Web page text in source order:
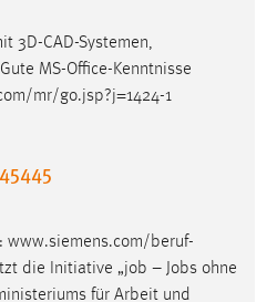
3D-CAD-Systemen,
MS-Office-Kenntnisse
mr/go.jsp?j=1424-1
www.siemens.com/beruf-
die Initiative „job – Jobs ohne
für Arbeit und